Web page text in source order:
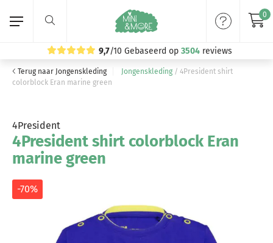
9,7/10 Gebaseerd op 3504 reviews
0
Home
Jongenskleding
Merken
Terug naar Jongenskleding Jongenskleding / 4President shirt
colorblock Eran marine green
4President
4President shirt colorblock Eran
marine green
-70%